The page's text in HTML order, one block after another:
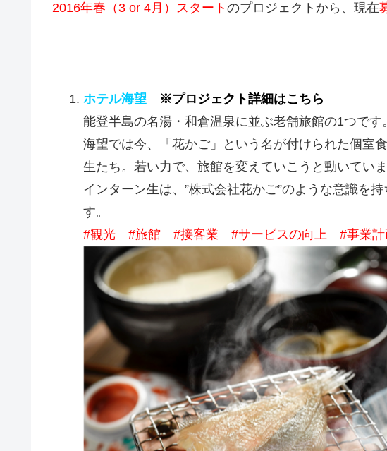
2016年春（3 or 4月）スタート のプロジェクトから、現在
ホテル海望
※プロジェクト詳細はこちら
能登半島の名湯・和倉温泉に並ぶ老舗旅館の1つです。
海望では今、「花かご」という名が付けられた個室
生たち。若い力で、旅館を変えていこうと動いていま
インターン生は、”株式会社花かご”のような意識を
す。
#観光 #旅館 #接客業 #サービスの向上 #事業